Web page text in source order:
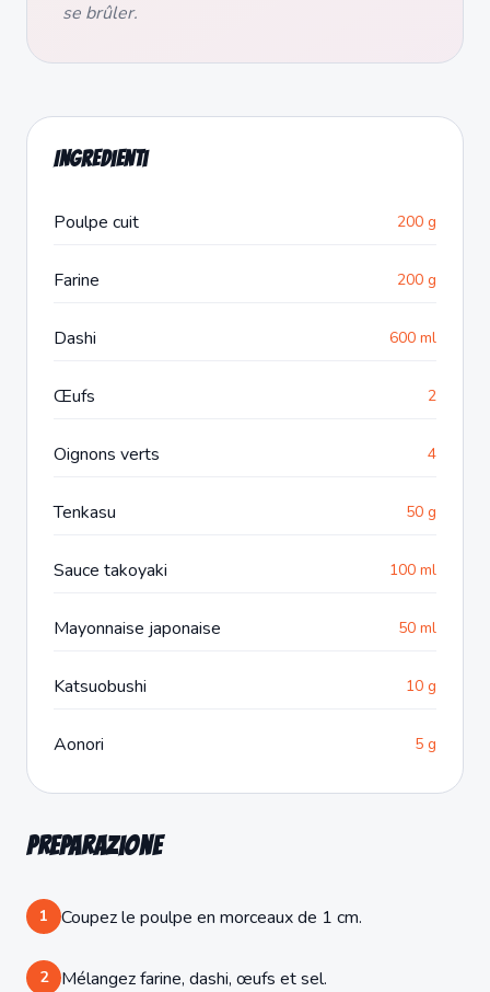
se brûler.
Ingredienti
Poulpe cuit 200 g
Farine 200 g
Dashi 600 ml
Œufs 2
Oignons verts 4
Tenkasu 50 g
Sauce takoyaki 100 ml
Mayonnaise japonaise 50 ml
Katsuobushi 10 g
Aonori 5 g
Preparazione
1 Coupez le poulpe en morceaux de 1 cm.
2 Mélangez farine, dashi, œufs et sel.